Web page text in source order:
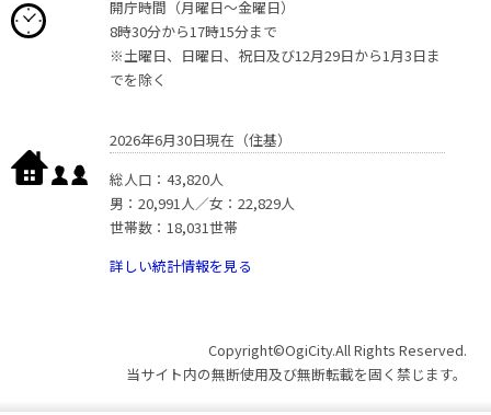
開庁時間（月曜日〜金曜日）
8時30分から17時15分まで
※土曜日、日曜日、祝日及び12月29日から1月3日ま
でを除く
2026年6月30日現在（住基）
総人口：43,820人
男：20,991人／女：22,829人
世帯数：18,031世帯
詳しい統計情報を見る
Copyright©OgiCity.All Rights Reserved.
当サイト内の無断使用及び無断転載を固く禁じます。